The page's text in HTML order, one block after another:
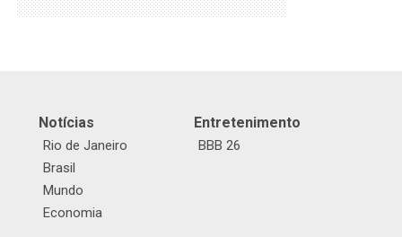
Notícias
Rio de Janeiro
Brasil
Mundo
Economia
Entretenimento
BBB 26